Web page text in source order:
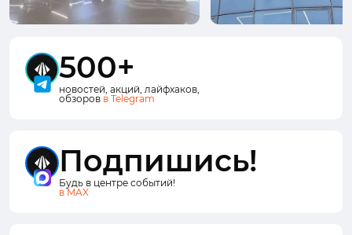
500+
новостей, акций, лайфхаков,
обзоров в Telegram
Подпишись!
Будь в центре событий!
в MAX